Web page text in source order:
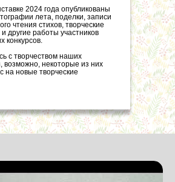
2024 года опубликованы
лета, поделки, записи
чтения стихов, творческие
другие работы участников
конкурсов.
с творчеством наших
возможно, некоторые из них
на новые творческие